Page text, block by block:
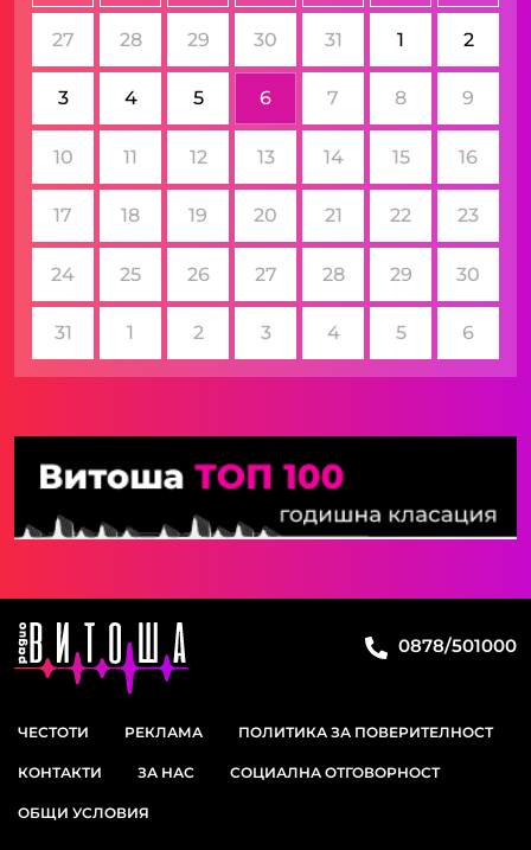
27 28 29 30 31 1 2
3 4 5 6 7 8 9
10 11 12 13 14 15 16
17 18 19 20 21 22 23
24 25 26 27 28 29 30
31 1 2 3 4 5 6
0878/501000
ЧЕСТОТИ РЕКЛАМА ПОЛИТИКА ЗА ПОВЕРИТЕЛНОСТ
КОНТАКТИ ЗА НАС СОЦИАЛНА ОТГОВОРНОСТ
ОБЩИ УСЛОВИЯ